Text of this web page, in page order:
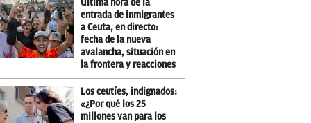
Última hora de la
entrada de inmigrantes
a Ceuta, en directo:
fecha de la nueva
avalancha, situación en
la frontera y reacciones
Los ceutíes, indignados:
«¿Por qué los 25
millones van para los